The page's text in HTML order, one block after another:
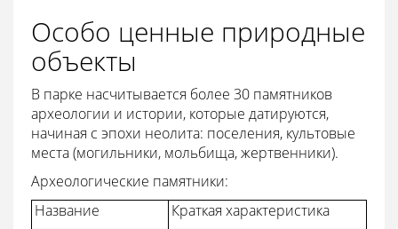
Особо ценные природные
объекты
В парке насчитывается более 30 памятников
археологии и истории, которые датируются,
начиная с эпохи неолита: поселения, культовые
места (могильники, мольбища, жертвенники).
Археологические памятники:
Название
Краткая характеристика